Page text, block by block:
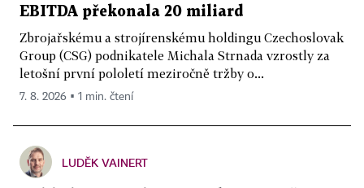
EBITDA překonala 20 miliard
Zbrojařskému a strojírenskému holdingu Czechoslovak
Group (CSG) podnikatele Michala Strnada vzrostly za
letošní první pololetí meziročně tržby o...
7. 8. 2026 ▪ 1 min. čtení
LUDĚK VAINERT